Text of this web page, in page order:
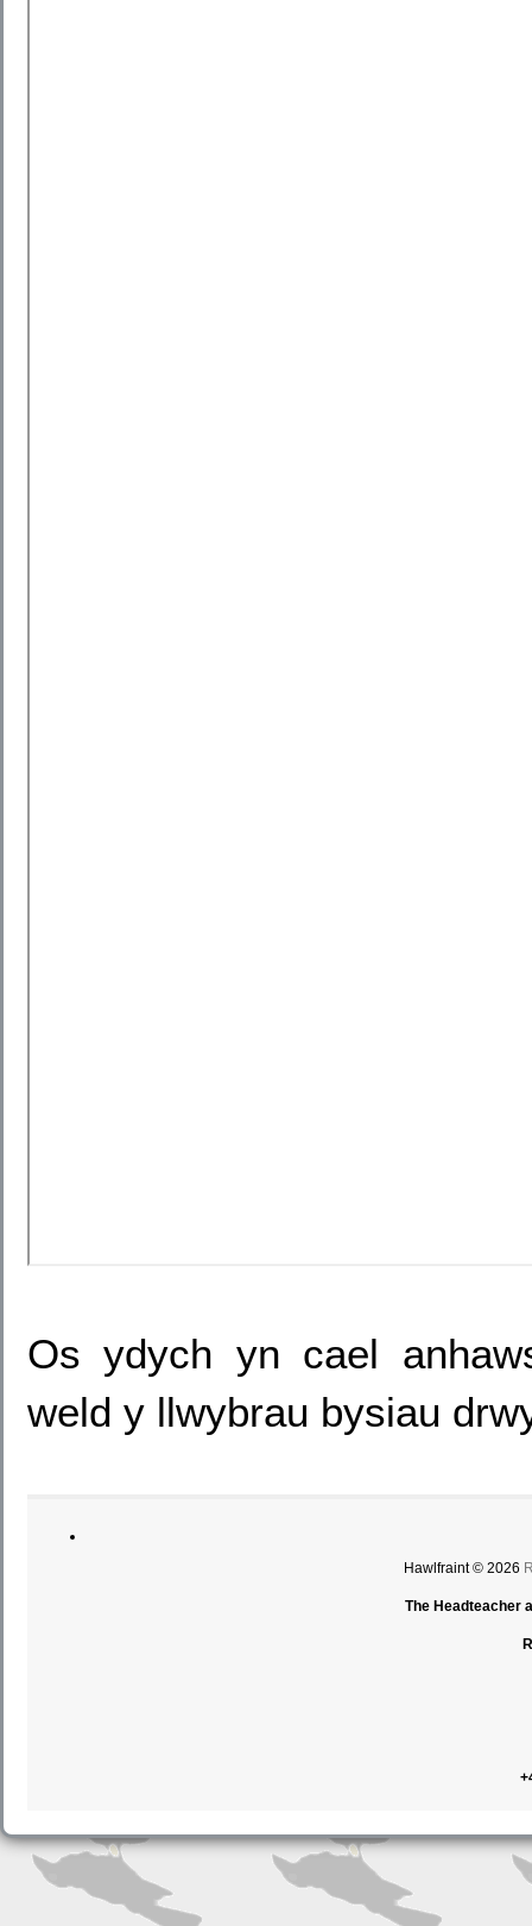
Os ydych yn cael
weld y llwybrau bysiau
Hawlfraint © 2026
The Headteacher